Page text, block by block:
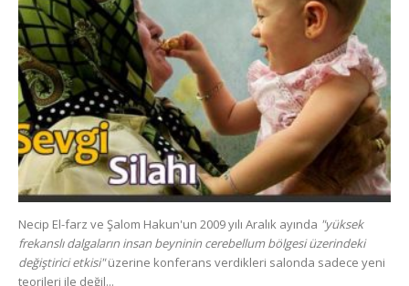
Necip El-farz ve Şalom Hakun'un 2009 yılı Aralık ayında "yüksek
frekanslı dalgaların insan beyninin cerebellum bölgesi üzerindeki
değiştirici etkisi"üzerine konferans verdikleri salonda sadece yeni
teorileri ile değil...